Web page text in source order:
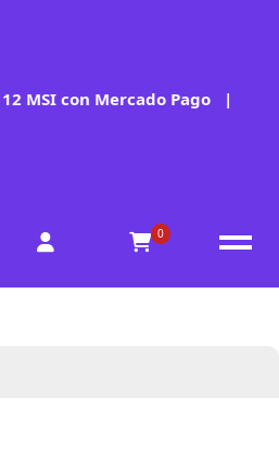
MSI con Mercado Pago |
0